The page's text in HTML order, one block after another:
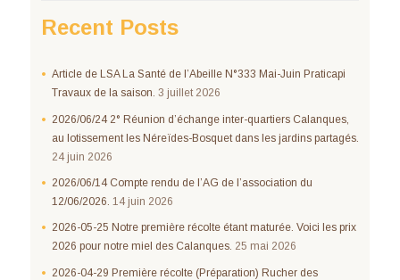
Recent Posts
Article de LSA La Santé de l’Abeille N°333 Mai-Juin Praticapi
Travaux de la saison. 3 juillet 2026
2026/06/24 2° Réunion d’échange inter-quartiers Calanques,
au lotissement les Néreïdes-Bosquet dans les jardins partagés.
24 juin 2026
2026/06/14 Compte rendu de l’AG de l’association du
12/06/2026. 14 juin 2026
2026-05-25 Notre première récolte étant maturée. Voici les prix
2026 pour notre miel des Calanques. 25 mai 2026
2026-04-29 Première récolte (Préparation) Rucher des